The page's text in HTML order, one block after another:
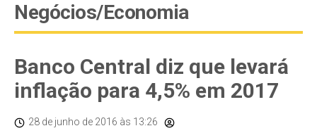
Negócios/Economia
Banco Central diz que levará
inflação para 4,5% em 2017
28 de junho de 2016 às 13:26